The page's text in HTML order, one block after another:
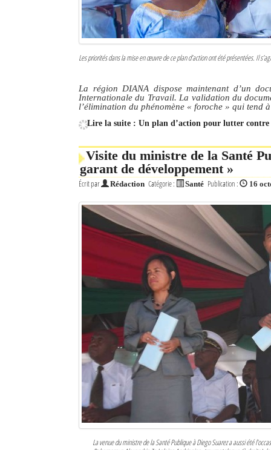
Les priorités dans la mise en œuvre de ce plan d’action ont été présentées. Il
La région DIANA dispose maintenant d’un
Internationale du Travail. La validation du
l’élimination du phénomène « foroche » qui tend
Lire la suite : Un plan d’action pour lutter contre
Visite du ministre de la Santé
garant de développement »
Écrit par Rédaction Catégorie : Santé Publication : 16
La venue du ministre de la Santé Publique à Diego Suarez a aussi été